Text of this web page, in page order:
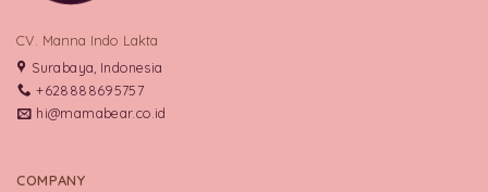
CV. Manna Indo Lakta
Surabaya, Indonesia
+628888695757
hi@mamabear.co.id
COMPANY